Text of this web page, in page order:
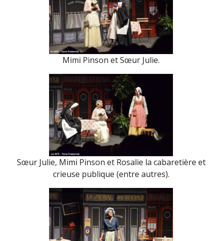
Mimi Pinson et Sœur Julie.
Sœur Julie, Mimi Pinson et Rosalie la cabaretière et
crieuse publique (entre autres).